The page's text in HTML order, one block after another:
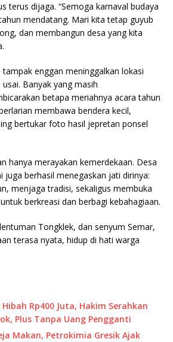
terus dijaga. “Semoga karnaval budaya
mendatang. Mari kita tetap guyub
dan membangun desa yang kita
enggan meninggalkan lokasi
Banyak yang masih
betapa meriahnya acara tahun
membawa bendera kecil,
bertukar foto hasil jepretan ponsel
hanya merayakan kemerdekaan. Desa
juga berhasil menegaskan jati dirinya:
menjaga tradisi, sekaligus membuka
berkreasi dan berbagi kebahagiaan.
Tongklek, dan senyum Semar,
terasa nyata, hidup di hati warga
Rp400 Juta, Hakim Serahkan
Plus Tanpa Uang Pengganti
Makan, Petrokimia Gresik Ajak